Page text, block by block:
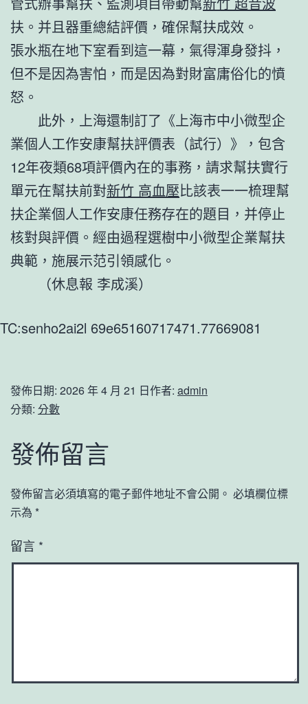
扶。并且器重總結評價，確保幫扶成效。
張水瓶在地下室看到這一幕，氣得渾身發抖，
但不是因為害怕，而是因為對財富庸俗化的憤
怒。
此外，上海還制訂了《上海市中小微型企
業個人工作安康幫扶評價表（試行）》，包含
12年夜類68項評價內在的事務，請求幫扶實行
單元在幫扶前對新竹 高血壓比該表一一梳理幫
扶企業個人工作安康任務存在的題目，并停止
核對與評價。經由過程選樹中小微型企業幫扶
典範，施展示范引領感化。
（休息報 李成溪）
TC:senho2ai2l 69e65160717471.77669081
發佈日期: 2026 年 4 月 21 日作者: admin
分類: 分數
發佈留言
發佈留言必須填寫的電子郵件地址不會公開。 必填欄位標
示為 *
留言 *